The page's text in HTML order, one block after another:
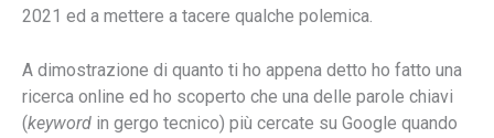
2021 ed a mettere a tacere qualche polemica.
A dimostrazione di quanto ti ho appena detto ho fatto una
ricerca online ed ho scoperto che una delle parole chiavi
(keyword in gergo tecnico) più cercate su Google quando